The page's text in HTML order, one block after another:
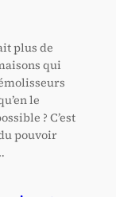
plus de
qui
le
? C’est
pouvoir